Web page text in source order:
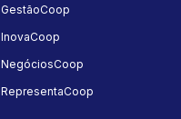
GestãoCoop
InovaCoop
NegóciosCoop
RepresentaCoop